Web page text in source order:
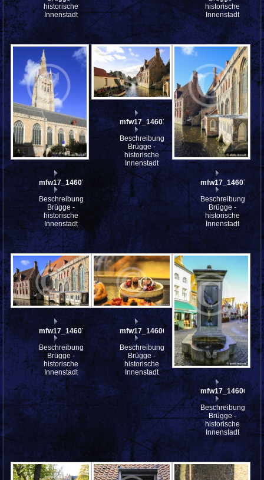
historische
Innenstadt
historische
Innenstadt
mfw17_146074
Beschreibung:
Brügge -
historische
Innenstadt
mfw17_146073
Beschreibung:
Brügge -
historische
Innenstadt
mfw17_146072
Beschreibung:
Brügge -
historische
Innenstadt
mfw17_146071
Beschreibung:
Brügge -
historische
Innenstadt
mfw17_146064
Beschreibung:
Brügge -
historische
Innenstadt
mfw17_146062
Beschreibung:
Brügge -
historische
Innenstadt